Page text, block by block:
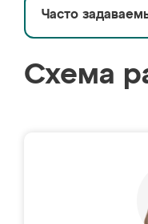
Часто
Схема